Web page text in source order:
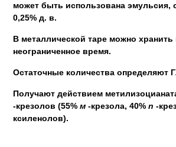
может быть использована
0,25% д. в.
В металлической таре можно хранить
неограниченное время.
Остаточные количества определяют
Получают действием
-крезолов (55% м -крезола, 40% n -
ксиленолов).